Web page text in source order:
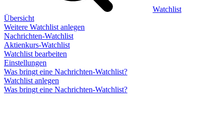
Watchlist
Übersicht
Weitere Watchlist anlegen
Nachrichten-Watchlist
Aktienkurs-Watchlist
Watchlist bearbeiten
Einstellungen
Was bringt eine Nachrichten-Watchlist?
Watchlist anlegen
Was bringt eine Nachrichten-Watchlist?